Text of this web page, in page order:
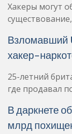
Хакеры могут
хакер-
25-летний
где продавал
В даркнете
млрд